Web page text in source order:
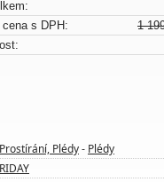
cena s DPH:
1
Plédy - Plédy